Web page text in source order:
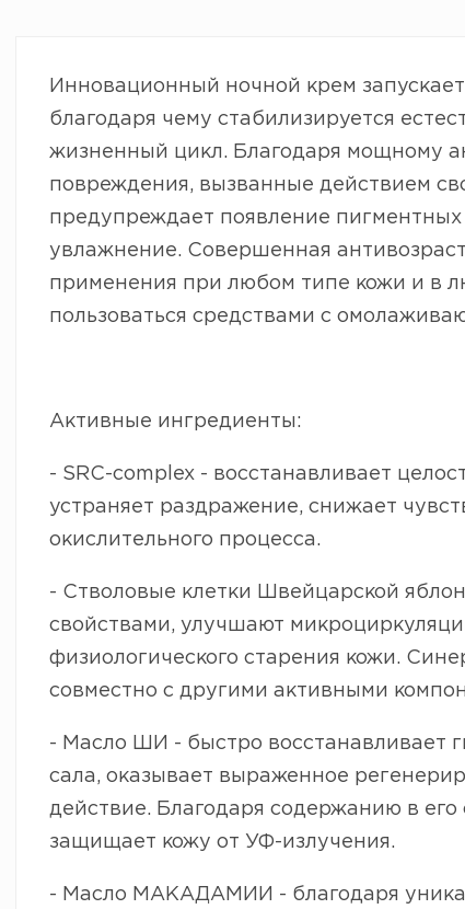
Инновационный ночной крем
благодаря чему стабилизируется
жизненный цикл. Благодаря мощному
повреждения, вызванные действием
предупреждает появление
увлажнение. Совершенная
применения при любом типе кожи и в
пользоваться средствами с
Активные ингредиенты:
- SRC-complex - восстанавливает
устраняет раздражение, снижает
окислительного процесса.
- Стволовые клетки Швейцарской
свойствами, улучшают
физиологического старения кожи.
совместно с другими активными
- Масло ШИ - быстро восстанавливает
сала, оказывает выраженное
действие. Благодаря содержанию в
защищает кожу от УФ-излучения.
- Масло МАКАДАМИИ - благодаря